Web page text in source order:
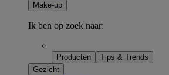
Make-up
Ik ben op zoek naar:
Producten
Tips & Trends
Gezicht